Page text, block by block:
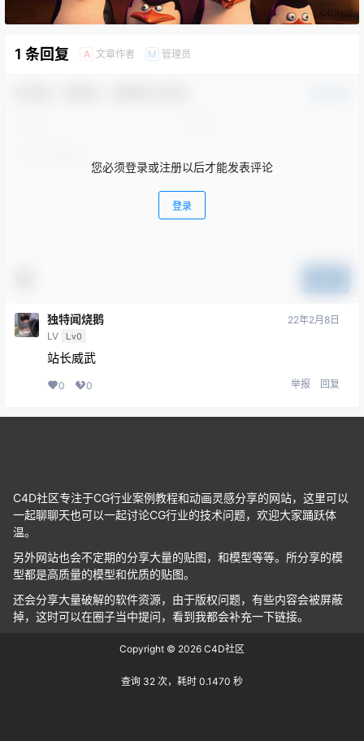
1 条回复 A 文章作者 M 管理员
您必须登录或注册以后才能发表评论
登录
独特闻烧鹅
LV Lv0
22年2月8日
站长威武
0 0 举报 回复
C4D社区专注于CG行业案例教程和动画灵感分享的网站，这里可以
一起聊聊天也可以一起讨论CG行业的技术问题，欢迎大家踊跃体
温。
另外网站也会不定期的分享大量的贴图，和模型等等。所分享的模
型都是高质量的模型和优质的贴图。
还会分享大量破解的软件资源，由于版权问题，有些内容会被屏蔽
掉，这时可以在圈子当中提问，看到我都会补充一下链接。
Copyright © 2026 C4D社区
查询 32 次，耗时 0.1470 秒